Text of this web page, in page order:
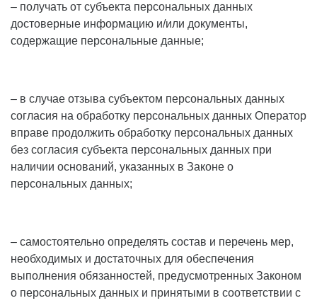
– получать от субъекта персональных данных
достоверные информацию и/или документы,
содержащие персональные данные;
– в случае отзыва субъектом персональных данных
согласия на обработку персональных данных Оператор
вправе продолжить обработку персональных данных
без согласия субъекта персональных данных при
наличии оснований, указанных в Законе о
персональных данных;
– самостоятельно определять состав и перечень мер,
необходимых и достаточных для обеспечения
выполнения обязанностей, предусмотренных Законом
о персональных данных и принятыми в соответствии с